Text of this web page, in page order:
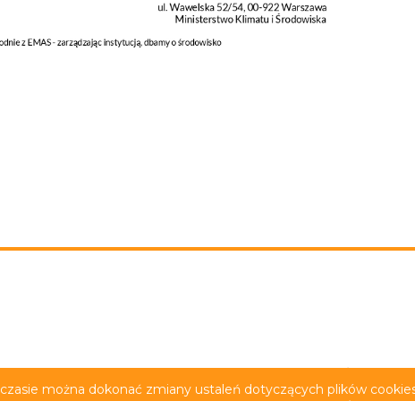
Deklaracja dostępności Film z
można dokonać zmiany ustaleń dotyczących plików